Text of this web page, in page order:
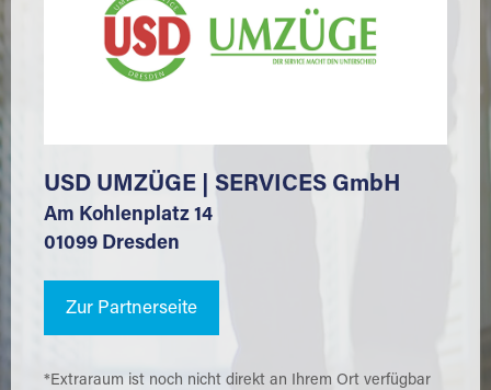
USD UMZÜGE | SERVICES GmbH
Am Kohlenplatz 14
01099 Dresden
Zur Partnerseite
*Extraraum ist noch nicht direkt an Ihrem Ort verfügbar